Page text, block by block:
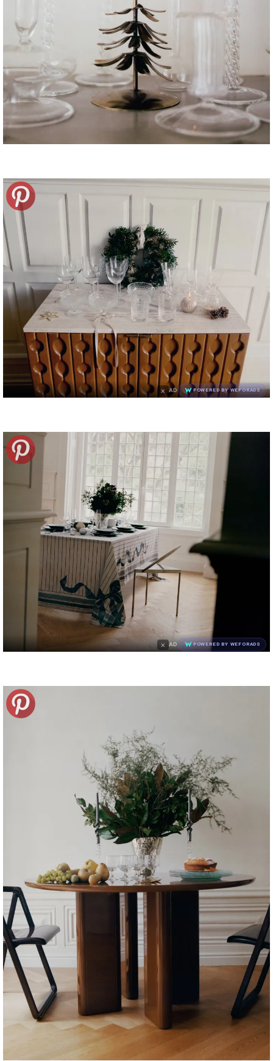
× AD POWERED BY WEFORADS
× AD POWERED BY WEFORADS